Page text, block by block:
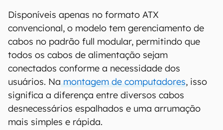
Disponíveis apenas no formato ATX
convencional, o modelo tem gerenciamento de
cabos no padrão full modular, permitindo que
todos os cabos de alimentação sejam
conectados conforme a necessidade dos
usuários. Na montagem de computadores, isso
significa a diferença entre diversos cabos
desnecessários espalhados e uma arrumação
mais simples e rápida.